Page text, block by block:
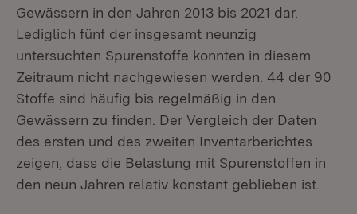
Gewässern in den Jahren 2013 bis 2021 dar.
Lediglich fünf der insgesamt neunzig
untersuchten Spurenstoffe konnten in diesem
Zeitraum nicht nach­gewiesen werden. 44 der 90
Stoffe sind häufig bis regelmäßig in den
Gewässern zu finden. Der Vergleich der Daten
des ersten und des zweiten Inventarberichtes
zeigen, dass die Belastung mit Spurenstoffen in
den neun Jahren relativ konstant geblieben ist.